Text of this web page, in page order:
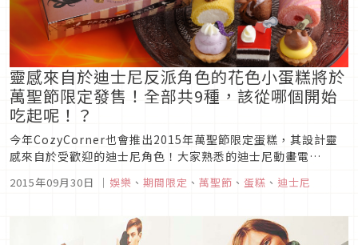
靈感來自於迪士尼反派角色的花色小蛋糕將於
萬聖節限定發售！全部共9種，該從哪個開始
吃起呢！？
今年CozyCorner也會推出2015年萬聖節限定蛋糕，其設計靈
感來自於受歡迎的迪士尼角色！大家熟悉的迪士尼動畫電
狗』的庫伊拉、『小美人魚』的烏蘇拉、『睡美人』的黑魔女等
2015年09月30日 ｜ 娛樂 、 期間限定 、 萬聖節 、 蛋糕 、 迪士尼